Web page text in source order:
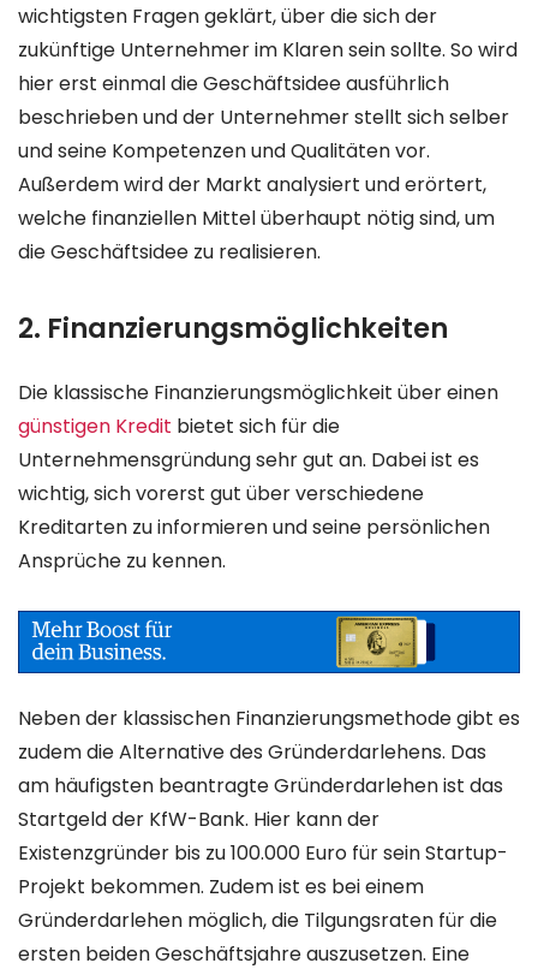
wichtigsten Fragen geklärt, über die sich der
zukünftige Unternehmer im Klaren sein sollte. So wird
hier erst einmal die Geschäftsidee ausführlich
beschrieben und der Unternehmer stellt sich selber
und seine Kompetenzen und Qualitäten vor.
Außerdem wird der Markt analysiert und erörtert,
welche finanziellen Mittel überhaupt nötig sind, um
die Geschäftsidee zu realisieren.
2. Finanzierungsmöglichkeiten
Die klassische Finanzierungsmöglichkeit über einen
günstigen Kredit bietet sich für die
Unternehmensgründung sehr gut an. Dabei ist es
wichtig, sich vorerst gut über verschiedene
Kreditarten zu informieren und seine persönlichen
Ansprüche zu kennen.
Neben der klassischen Finanzierungsmethode gibt es
zudem die Alternative des Gründerdarlehens. Das
am häufigsten beantragte Gründerdarlehen ist das
Startgeld der KfW-Bank. Hier kann der
Existenzgründer bis zu 100.000 Euro für sein Startup-
Projekt bekommen. Zudem ist es bei einem
Gründerdarlehen möglich, die Tilgungsraten für die
ersten beiden Geschäftsjahre auszusetzen. Eine